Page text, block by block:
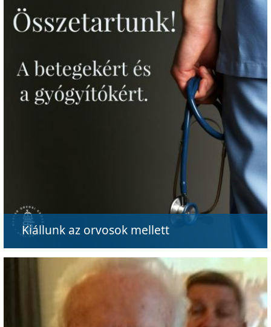
Kiállunk az orvosok mellett